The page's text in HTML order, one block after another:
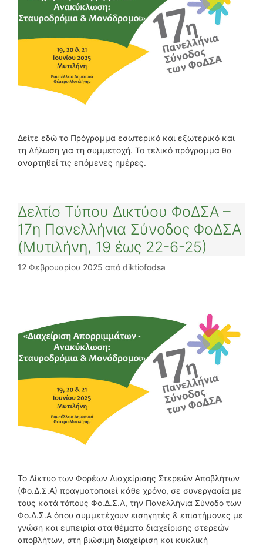
Δείτε εδώ το Πρόγραμμα εσωτερικό και εξωτερικό και
τη Δήλωση για τη συμμετοχή. Το τελικό πρόγραμμα θα
αναρτηθεί τις επόμενες ημέρες.
Δελτίο Τύπου Δικτύου ΦοΔΣΑ –
17η Πανελλήνια Σύνοδος ΦοΔΣΑ
(Μυτιλήνη, 19 έως 22-6-25)
12 Φεβρουαρίου 2025 από diktiofodsa
Το Δίκτυο των Φορέων Διαχείρισης Στερεών Αποβλήτων
(Φο.Δ.Σ.Α) πραγματοποιεί κάθε χρόνο, σε συνεργασία με
τους κατά τόπους Φο.Δ.Σ.Α, την Πανελλήνια Σύνοδο των
Φο.Δ.Σ.Α όπου συμμετέχουν εισηγητές & επιστήμονες με
γνώση και εμπειρία στα θέματα διαχείρισης στερεών
αποβλήτων, στη βιώσιμη διαχείριση και κυκλική